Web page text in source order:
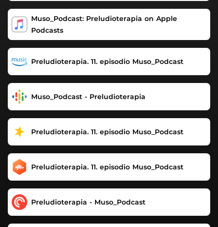
in C-Sharp Minor (for the Left Hand). Evgeny Zarafiants.
2000. Alexander Scriabin. Op. 11: Prelude No. 1 in C Major.
Evgeny Zarafiants. 2000. Alexander Scriabin. Op. 11:
Prelude No. 2 in A Minor. Evgeny Zarafiants. 2000.
Minor. Evgeny Zarafiants. 2000. Alexander Scriabin. Op.
16: Prelude No. 1 in A Major. Evgeny Zarafiants. 2000. Se
vi piace non solo ascoltare, ma anche leggere e
commentare, seguite per favore il mio canale telegram
MUSò
‎Muso_Podcast: Preludioterapia on Apple
Podcasts
Preludioterapia. 11. episodio Muso_Podcast
Muso_Podcast - Preludioterapia
Preludioterapia. 11. episodio Muso_Podcast
Preludioterapia. 11. episodio Muso_Podcast
Preludioterapia - Muso_Podcast